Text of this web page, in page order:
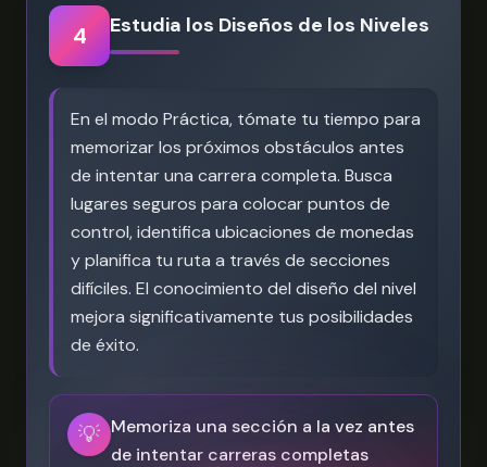
4 Estudia los Diseños de los Niveles
En el modo Práctica, tómate tu tiempo para
memorizar los próximos obstáculos antes
de intentar una carrera completa. Busca
lugares seguros para colocar puntos de
control, identifica ubicaciones de monedas
y planifica tu ruta a través de secciones
difíciles. El conocimiento del diseño del nivel
mejora significativamente tus posibilidades
de éxito.
💡 Memoriza una sección a la vez antes
de intentar carreras completas